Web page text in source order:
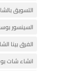
التسويق
السينسور
الفرق بينا
انشاء شات